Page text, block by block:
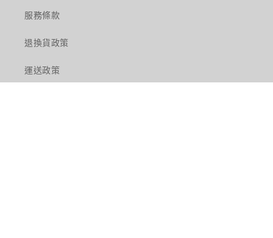
服務條款
退換貨政策
運送政策